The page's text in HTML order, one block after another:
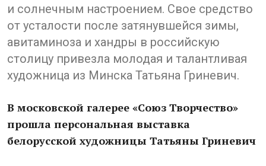
и солнечным настроением. Свое средство
от усталости после затянувшейся зимы,
авитаминоза и хандры в российскую
столицу привезла молодая и талантливая
художница из Минска Татьяна Гриневич.
В московской галерее «Союз Творчество»
прошла персональная выставка
белорусской художницы Татьяны Гриневич